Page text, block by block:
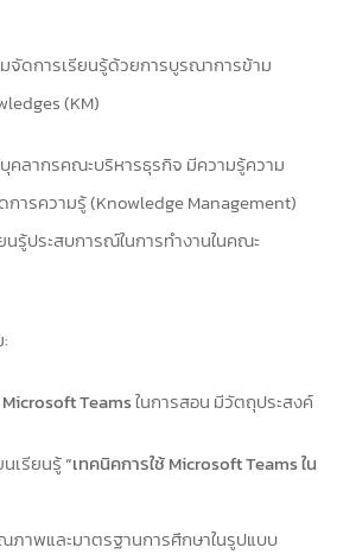
จัดการเรียนรู้ด้วยการบูรณาการข้าม
(KM)
คลากรคณะบริหารธุรกิจ มีความรู้ความ
การความรู้ (Knowledge Management)
นรู้ประสบการณ์ในการทำงานในคณะ
Microsoft Teamsในการสอน มีวัตถุประสงค์
เรียนรู้“เทคนิคการใช้ Microsoft Teams ใน
าพและมาตรฐานการศึกษาในรูปแบบ